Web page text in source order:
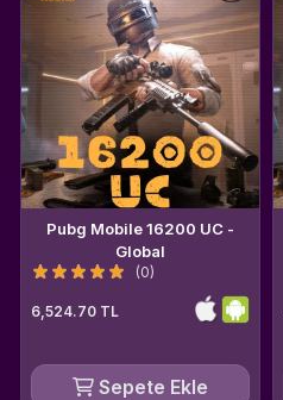
Pubg Mobile 16200 UC -
Global
(0)
6,524.70 TL
Sepete Ekle